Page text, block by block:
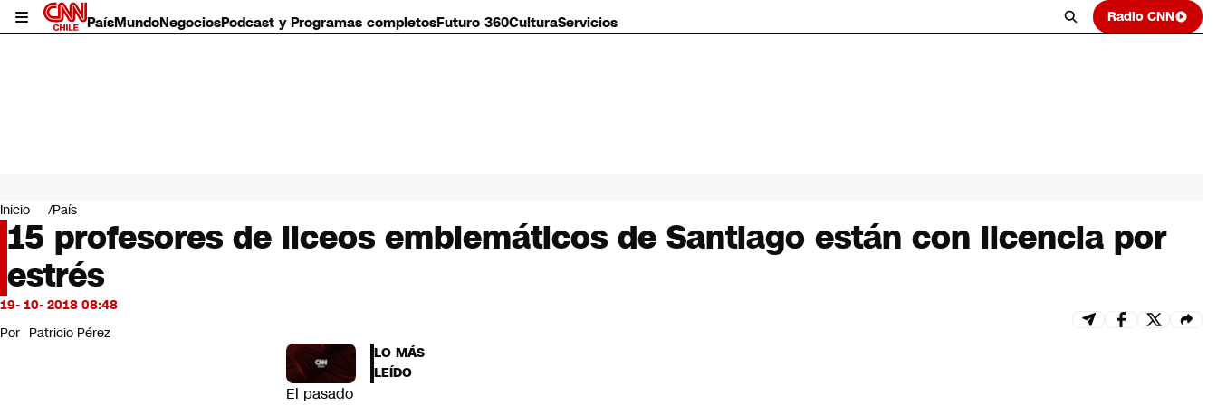
PaísMundoNegociosPodcast y Programas completosFuturo 360CulturaServicios Radio CNN
Mundo
Negocios
Deportes
Programas completos
Cultura
Servicios
Bits
CNN Data
Inicio País
15 profesores de liceos emblemáticos de Santiago están con licencia por
estrés
19- 10- 2018 08:48
Por Patricio Pérez
El pasado
LO MÁS
LEÍDO